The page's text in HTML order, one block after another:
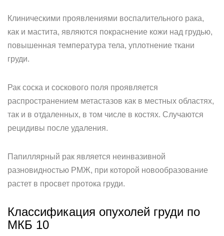
Клиническими проявлениями воспалительного рака,
как и мастита, являются покраснение кожи над грудью,
повышенная температура тела, уплотнение ткани
груди.
Рак соска и соскового поля проявляется
распространением метастазов как в местных областях,
так и в отдаленных, в том числе в костях. Случаются
рецидивы после удаления.
Папиллярный рак является неинвазивной
разновидностью РМЖ, при которой новообразование
растет в просвет протока груди.
Классификация опухолей груди по
МКБ 10